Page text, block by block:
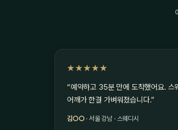
★★★★★
“예약하고 35분 만에 도착했어요. 스
어깨가 한결 가벼워졌습니다.”
김○○ · 서울 강남 · 스웨디시